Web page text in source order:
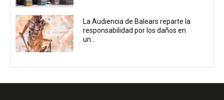
La Audiencia de Balears reparte la
responsabilidad por los daños en
un...